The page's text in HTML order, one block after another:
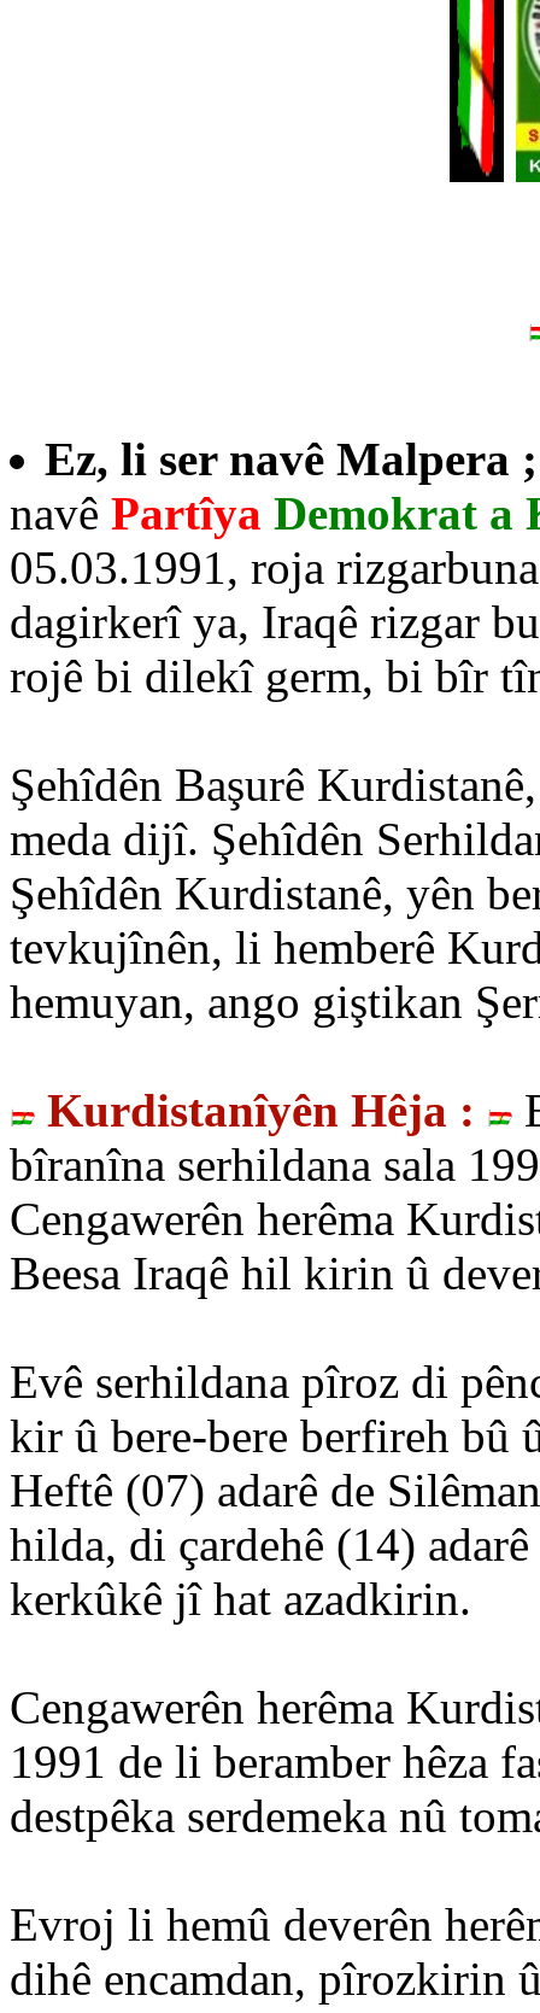
Ez, li ser navê Malpera
navê Partîya Demokrat
05.03.1991, roja
dagirkerî ya, Iraqê rizgar
rojê bi dilekî germ, bi bîr
Şehîdên Başurê
meda dijî. Şehîdên
Şehîdên Kurdistanê, yên
tevkujînên, li hemberê
hemuyan, ango giştikan
Kurdistanîyên Hêja :
bîranîna serhildana sala
Cengawerên herêma
Beesa Iraqê hil kirin û
Evê serhildana pîroz di
kir û bere-bere berfireh bû
Heftê (07) adarê de
hilda, di çardehê (14)
kerkûkê jî hat azadkirin.
Cengawerên herêma
1991 de li beramber hêza
destpêka serdemeka nû
Evroj li hemû deverên
dihê encamdan, pîrozkirin